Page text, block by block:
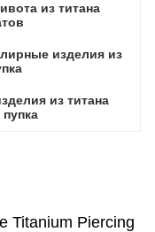
из титана
изделия из
из титана
Titanium Piercing